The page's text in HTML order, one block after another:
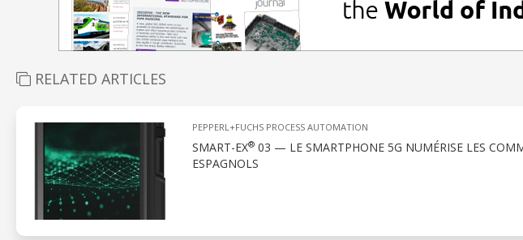
RELATED ARTICLES
PEPPERL+FUCHS PROCESS AUTOMATION
SMART-EX®03 — LE SMARTPHONE 5G NUMÉRISE LES
ESPAGNOLS